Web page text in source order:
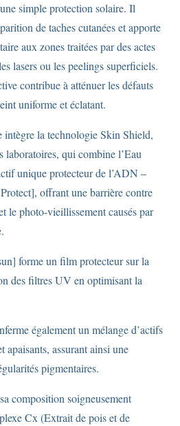
simple protection solaire. Il
de taches cutanées et apporte
aux zones traitées par des actes
lasers ou les peelings superficiels.
contribue à atténuer les défauts
uniforme et éclatant.
la technologie Skin Shield,
laboratoires, qui combine l’Eau
unique protecteur de l’ADN –
offrant une barrière contre
le photo-vieillissement causés par
forme un film protecteur sur la
des filtres UV en optimisant la
également un mélange d’actifs
apaisants, assurant ainsi une
pigmentaires.
composition soigneusement
Cx (Extrait de pois et de